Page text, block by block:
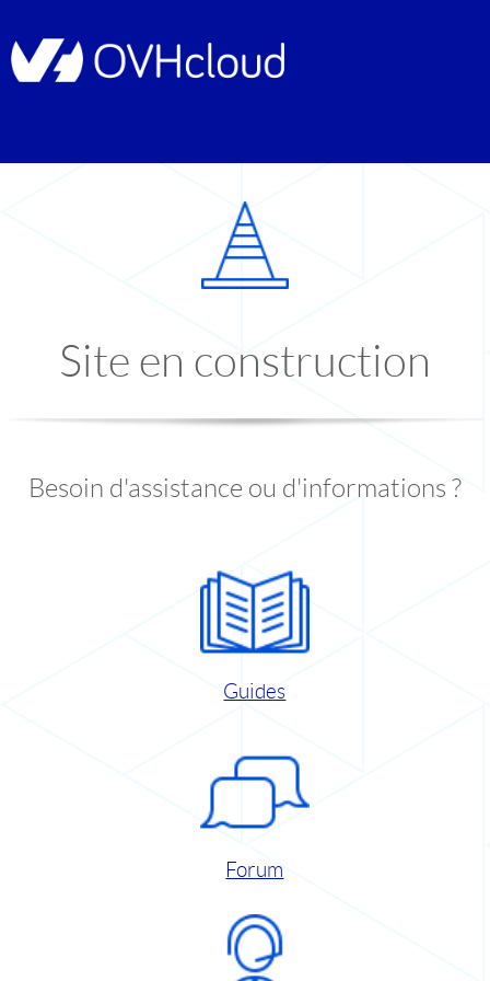
Site en construction
Besoin d'assistance ou d'informations ?
Guides
Forum